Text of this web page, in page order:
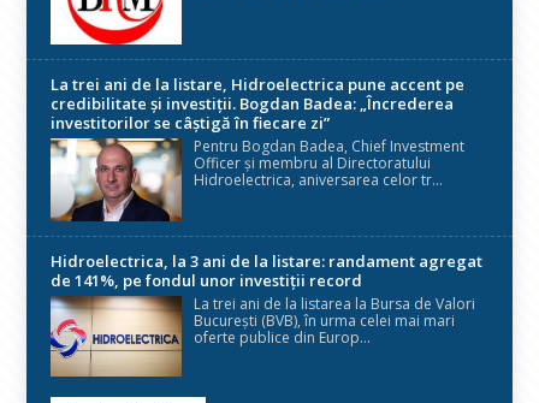
La trei ani de la listare, Hidroelectrica pune accent pe
credibilitate și investiții. Bogdan Badea: „Încrederea
investitorilor se câștigă în fiecare zi”
Pentru Bogdan Badea, Chief Investment
Officer și membru al Directoratului
Hidroelectrica, aniversarea celor tr...
Hidroelectrica, la 3 ani de la listare: randament agregat
de 141%, pe fondul unor investiții record
La trei ani de la listarea la Bursa de Valori
București (BVB), în urma celei mai mari
oferte publice din Europ...